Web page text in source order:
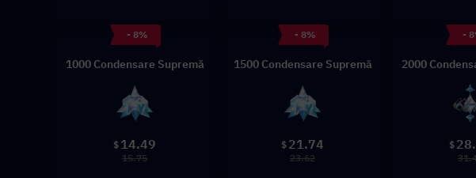
- 8%
1000 Condensare Supremă
$ 14.49
15.75
- 8%
1500 Condensare Supremă
$ 21.74
23.62
-
2000
$